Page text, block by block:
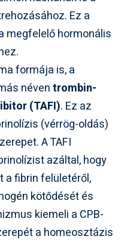
Ez a
megfelelő hormonális
formája is, a
néventrombin-
(TAFI). Ez az
(vérrög-oldás)
A TAFI
azáltal, hogy
a fibrin felületéről,
kötődését és
kiemeli a CPB-
a homeosztázis